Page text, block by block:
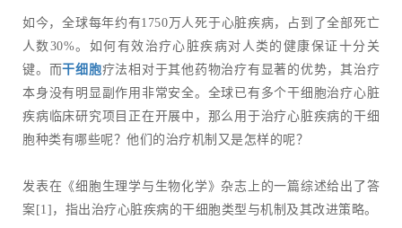
如今，全球每年约有1750万人死于心脏疾病，占到了全部死亡
人数30%。如何有效治疗心脏疾病对人类的健康保证十分关
键。而干细胞疗法相对于其他药物治疗有显著的优势，其治疗
本身没有明显副作用非常安全。全球已有多个干细胞治疗心脏
疾病临床研究项目正在开展中，那么用于治疗心脏疾病的干细
胞种类有哪些呢？他们的治疗机制又是怎样的呢？
发表在《细胞生理学与生物化学》杂志上的一篇综述给出了答
案[1]，指出治疗心脏疾病的干细胞类型与机制及其改进策略。